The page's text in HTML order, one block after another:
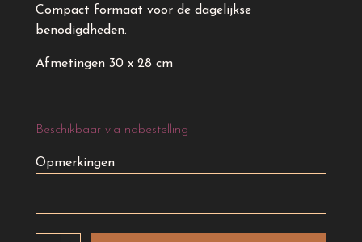
Compact formaat voor de dagelijkse
benodigdheden.
Afmetingen 30 x 28 cm
Beschikbaar via nabestelling
Opmerkingen